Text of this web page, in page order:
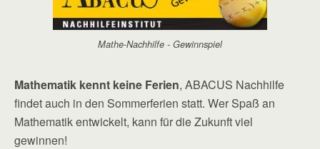
Mathe-Nachhilfe - Gewinnspiel
Mathematik kennt keine Ferien, ABACUS Nachhilfe
findet auch in den Sommerferien statt. Wer Spaß an
Mathematik entwickelt, kann für die Zukunft viel
gewinnen!